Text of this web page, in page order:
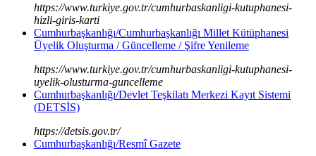
https://www.turkiye.gov.tr/cumhurbaskanligi-kutuphanesi-
hizli-giris-karti
Cumhurbaşkanlığı/Cumhurbaşkanlığı Millet Kütüphanesi
Üyelik Oluşturma / Güncelleme / Şifre Yenileme
https://www.turkiye.gov.tr/cumhurbaskanligi-kutuphanesi-
uyelik-olusturma-guncelleme
Cumhurbaşkanlığı/Devlet Teşkilatı Merkezi Kayıt Sistemi
(DETSİS)
https://detsis.gov.tr/
Cumhurbaşkanlığı/Resmî Gazete